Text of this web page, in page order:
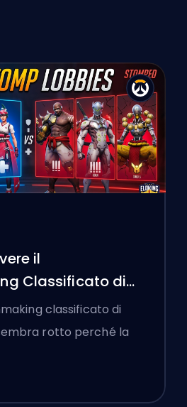
il
Classificato di
e le Lobby a
classificato di
rotto perché la